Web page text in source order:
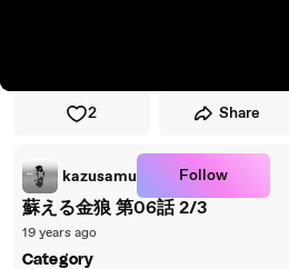
2 Share
kazusamu Follow
蘇える金狼 第06話 2/3
19 years ago
Category